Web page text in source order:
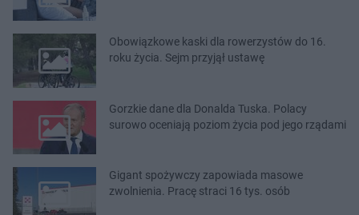
Obowiązkowe kaski dla rowerzystów do 16.
roku życia. Sejm przyjął ustawę
Gorzkie dane dla Donalda Tuska. Polacy
surowo oceniają poziom życia pod jego rządami
Gigant spożywczy zapowiada masowe
zwolnienia. Pracę straci 16 tys. osób